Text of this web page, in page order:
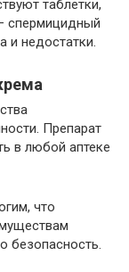
таблетки,
спермицидный
и недостатки.
Препарат
в любой аптеке
что
безопасность.